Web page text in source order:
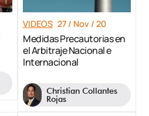
VIDEOS 27 / Nov / 20
Medidas Precautorias en
el Arbitraje Nacional e
Internacional
Christian Collantes
Rojas